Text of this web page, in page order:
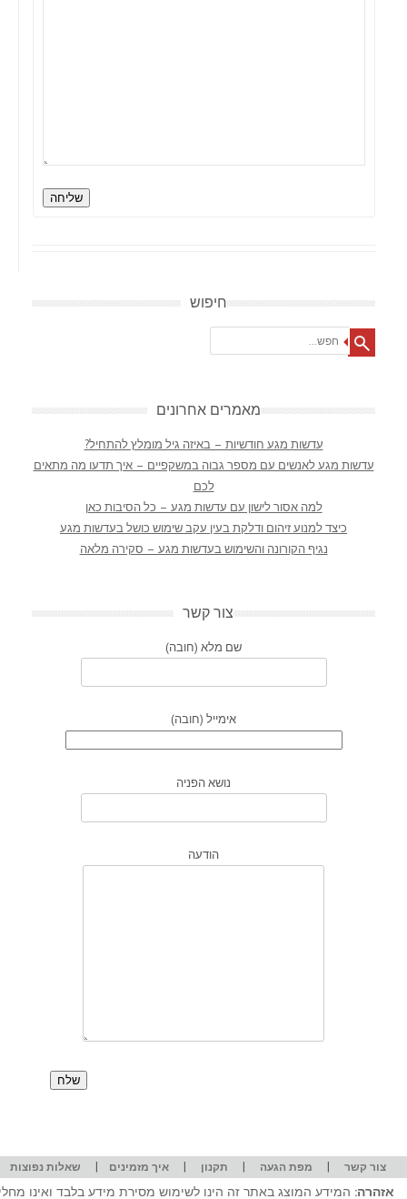
שליחה
חיפוש
מאמרים אחרונים
עדשות מגע חודשיות – באיזה גיל מומלץ להתחיל?
עדשות מגע לאנשים עם מספר גבוה במשקפיים – איך תדעו מה מתאים
לכם
למה אסור לישון עם עדשות מגע – כל הסיבות כאן
כיצד למנוע זיהום ודלקת בעין עקב שימוש כושל בעדשות מגע
נגיף הקורונה והשימוש בעדשות מגע – סקירה מלאה
צור קשר
שם מלא (חובה)
אימייל (חובה)
נושא הפניה
הודעה
צור קשר | מפת הגעה | תקנון |איך מזמינים | שאלות נפוצות
אזהרה: המידע המוצג באתר זה הינו לשימוש מסירת מידע בלבד ואינו